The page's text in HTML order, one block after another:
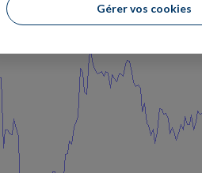
Gérer vos cookies